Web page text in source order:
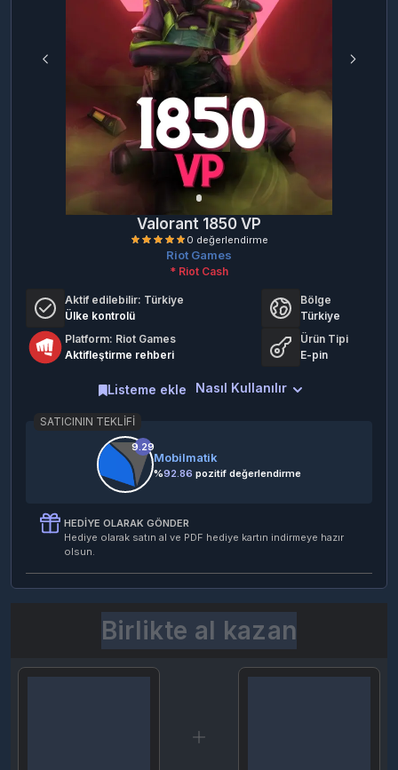
Valorant 1850 VP
0 değerlendirme
Riot Games
* Riot Cash
Aktif edilebilir: Türkiye
Ülke kontrolü
Bölge
Türkiye
Platform: Riot Games
Aktifleştirme rehberi
Ürün Tipi
E-pin
Nasıl Kullanılır
Listeme ekle
SATICININ TEKLIFI
9.29
Mobilmatik
%92.86 pozitif değerlendirme
HEDIYE OLARAK GÖNDER
Hediye olarak satın al ve PDF hediye kartın indirmeye hazır
olsun.
Birlikte al kazan